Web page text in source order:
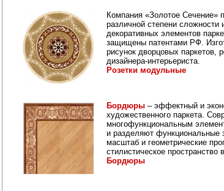
Компания «Золотое Сечение»
различной степени сложности
декоративных элементов
защищены патентами РФ.
рисунок дворцовых паркетов,
дизайнера-интерьериста.
Розетки модульные
Бордюры – эффектный и
художественного паркета.
многофункциональным
и разделяют функциональные
масштаб и геометрические
стилистическое
Бордюры